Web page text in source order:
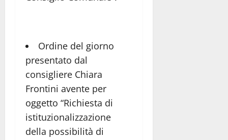
Ordine del giorno
presentato dal
consigliere Chiara
Frontini avente per
oggetto “Richiesta di
istituzionalizzazione
della possibilità di